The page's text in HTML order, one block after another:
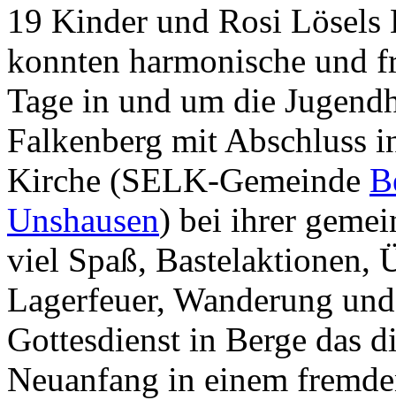
19 Kinder und Rosi Lösels
konnten harmonische und
Tage in und um die
Falkenberg mit Abschluss
Kirche (SELK-Gemeinde
Unshausen) bei ihrer
viel Spaß, Bastelaktionen,
Lagerfeuer, Wanderung
Gottesdienst in Berge das
Neuanfang in einem